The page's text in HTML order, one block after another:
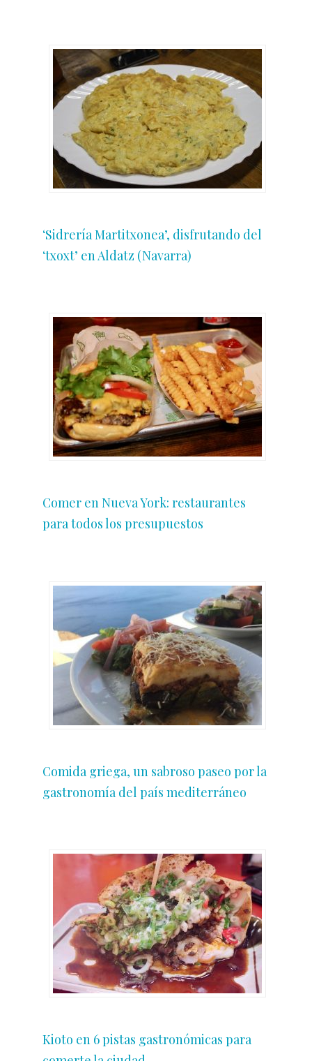
‘Sidrería Martitxonea’, disfrutando del
‘txoxt’ en Aldatz (Navarra)
Comer en Nueva York: restaurantes
para todos los presupuestos
Comida griega, un sabroso paseo por la
gastronomía del país mediterráneo
Kioto en 6 pistas gastronómicas para